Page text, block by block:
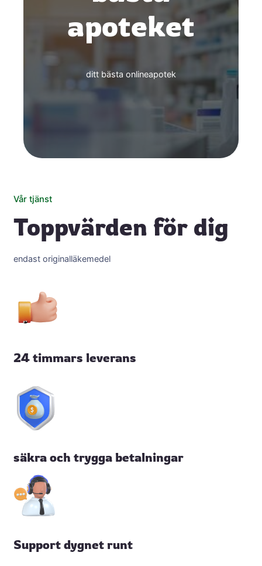
apoteket
ditt bästa onlineapotek
Vår tjänst
Toppvärden för dig
endast originalläkemedel
24 timmars leverans
säkra och trygga betalningar
Support dygnet runt